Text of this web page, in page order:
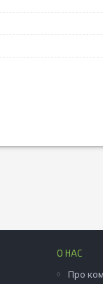
О НАС
Про